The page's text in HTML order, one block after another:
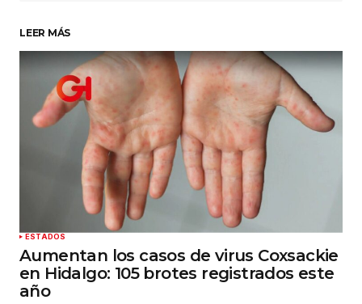
Su nombre*
Tu correo electrónico*
Guardar mi nombre, correo electrónico y sitio
web en este navegador para la próxima vez que
haga un comentario.
Enviar comentario
LEER MÁS
ESTADOS
Aumentan los casos de virus Coxsackie
en Hidalgo: 105 brotes registrados este
año